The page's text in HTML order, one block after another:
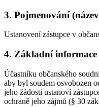
3. Pojmenování
Ustanovení zástupce v
4. Základní
Účastníku občanského
aby byl soudem osvobozen
jeho žádosti ustanoví
ochraně jeho zájmů (§ 30